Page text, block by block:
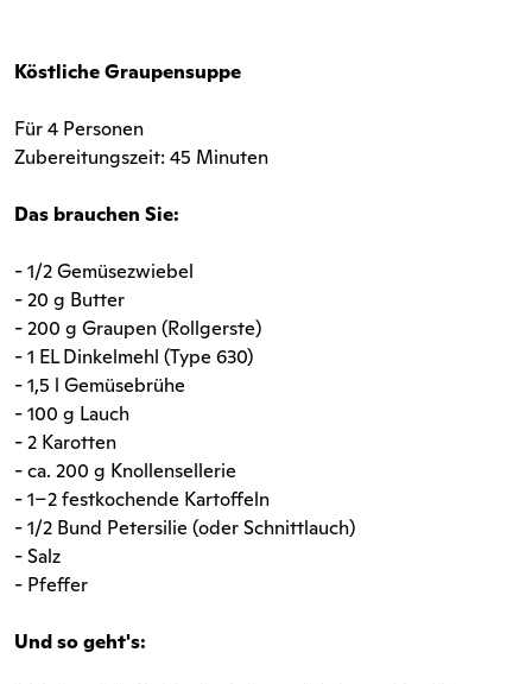
Köstliche Graupensuppe
Für 4 Personen
Zubereitungszeit: 45 Minuten
Das brauchen Sie:
- 1/2 Gemüsezwiebel
- 20 g Butter
- 200 g Graupen (Rollgerste)
- 1 EL Dinkelmehl (Type 630)
- 1,5 l Gemüsebrühe
- 100 g Lauch
- 2 Karotten
- ca. 200 g Knollensellerie
- 1–2 festkochende Kartoffeln
- 1/2 Bund Petersilie (oder Schnittlauch)
- Salz
- Pfeffer
Und so geht's: